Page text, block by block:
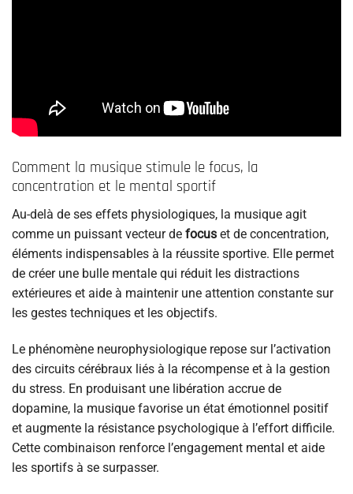
Comment la musique stimule le focus, la
concentration et le mental sportif
Au-delà de ses effets physiologiques, la musique agit
comme un puissant vecteur de focus et de concentration,
éléments indispensables à la réussite sportive. Elle permet
de créer une bulle mentale qui réduit les distractions
extérieures et aide à maintenir une attention constante sur
les gestes techniques et les objectifs.
Le phénomène neurophysiologique repose sur l’activation
des circuits cérébraux liés à la récompense et à la gestion
du stress. En produisant une libération accrue de
dopamine, la musique favorise un état émotionnel positif
et augmente la résistance psychologique à l’effort difficile.
Cette combinaison renforce l’engagement mental et aide
les sportifs à se surpasser.